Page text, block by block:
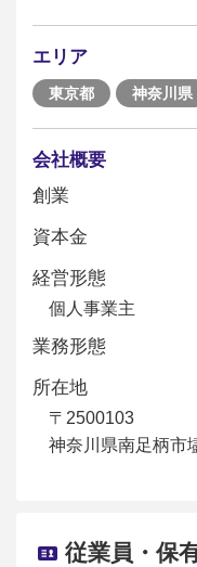
エリア
東京都 神奈川県
会社概要
創業
資本金
経営形態
個人事業主
業務形態
所在地
〒2500103
神奈川県南足柄市
従業員・保